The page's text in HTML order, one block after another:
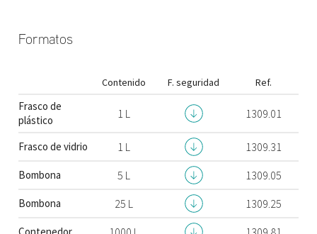
Formatos
Contenido F. seguridad Ref.
Frasco de
plástico
1 L 1309.01
Frasco de vidrio 1 L 1309.31
Bombona 5 L 1309.05
Bombona 25 L 1309.25